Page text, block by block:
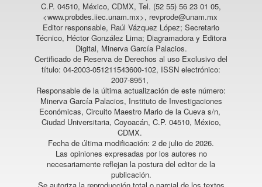
C.P. 04510, México, CDMX, Tel. (52 55) 56 23 01 05,
<www.probdes.iiec.unam.mx>, revprode@unam.mx
Editor responsable, Raúl Vázquez López; Secretario
Técnico, Héctor González Lima; Diagramadora y Editora
Digital, Minerva García Palacios.
Certificado de Reserva de Derechos al uso Exclusivo del
título: 04-2003-051211543600-102, ISSN electrónico:
2007-8951,
Responsable de la última actualización de este número:
Minerva García Palacios, Instituto de Investigaciones
Económicas, Circuito Maestro Mario de la Cueva s/n,
Ciudad Universitaria, Coyoacán, C.P. 04510, México,
CDMX.
Fecha de última modificación: 2 de julio de 2026.
Las opiniones expresadas por los autores no
necesariamente reflejan la postura del editor de la
publicación.